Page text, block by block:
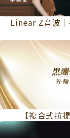
Linear Z音波
【複合式拉